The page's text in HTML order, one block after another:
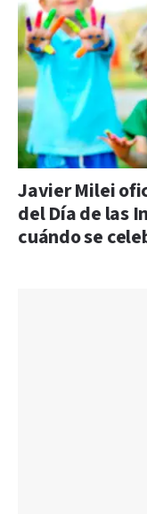
Javier Milei
del Día de las
cuándo se